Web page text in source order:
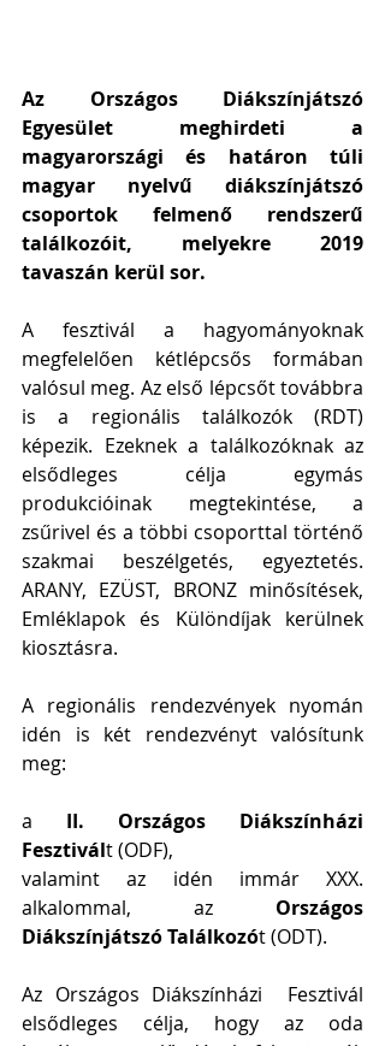
Az Országos Diákszínjátszó
Egyesület meghirdeti a
magyarországi és határon túli
magyar nyelvű diákszínjátszó
csoportok felmenő rendszerű
találkozóit, melyekre 2019
tavaszán kerül sor.
A fesztivál a hagyományoknak
megfelelően kétlépcsős formában
valósul meg. Az első lépcsőt továbbra
is a regionális találkozók (RDT)
képezik. Ezeknek a találkozóknak az
elsődleges célja egymás
produkcióinak megtekintése, a
zsűrivel és a többi csoporttal történő
szakmai beszélgetés, egyeztetés.
ARANY, EZÜST, BRONZ minősítések,
Emléklapok és Különdíjak kerülnek
kiosztásra.
A regionális rendezvények nyomán
idén is két rendezvényt valósítunk
meg:
a II. Országos Diákszínházi
Fesztivált (ODF),
valamint az idén immár XXX.
alkalommal, az Országos
Diákszínjátszó Találkozót (ODT).
Az Országos Diákszínházi  Fesztivál
elsődleges célja, hogy az oda